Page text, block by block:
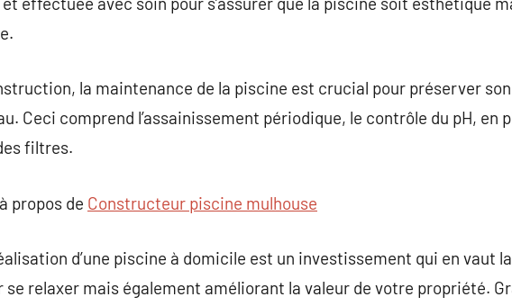
la maintenance de la piscine est crucial pour préserver son
Ceci comprend l’assainissement périodique, le contrôle du pH, en
filtres.
propos de Constructeur piscine mulhouse
d’une piscine à domicile est un investissement qui en vaut
se relaxer mais également améliorant la valeur de votre propriété.